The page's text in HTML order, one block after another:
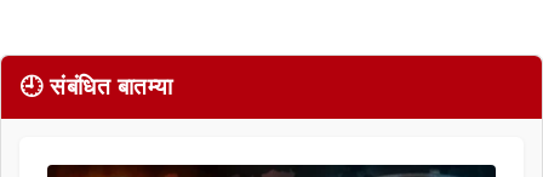
🕘 संबंधित बातम्या